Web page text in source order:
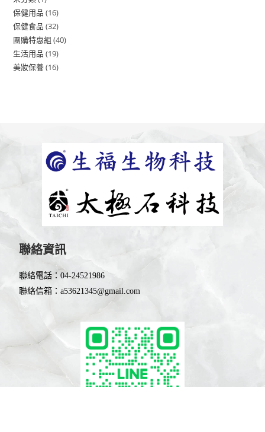
保健用品 16
保健食品 32
團購特惠組 40
生活用品 19
美妝保養 16
聯絡資訊
聯絡電話：04-24521986
聯絡信箱：a53621345@gmail.com